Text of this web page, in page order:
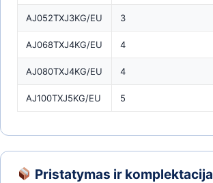
AJ052TXJ3KG/EU 3
AJ068TXJ4KG/EU 4
AJ080TXJ4KG/EU 4
AJ100TXJ5KG/EU 5
Pristatymas ir komplektacija